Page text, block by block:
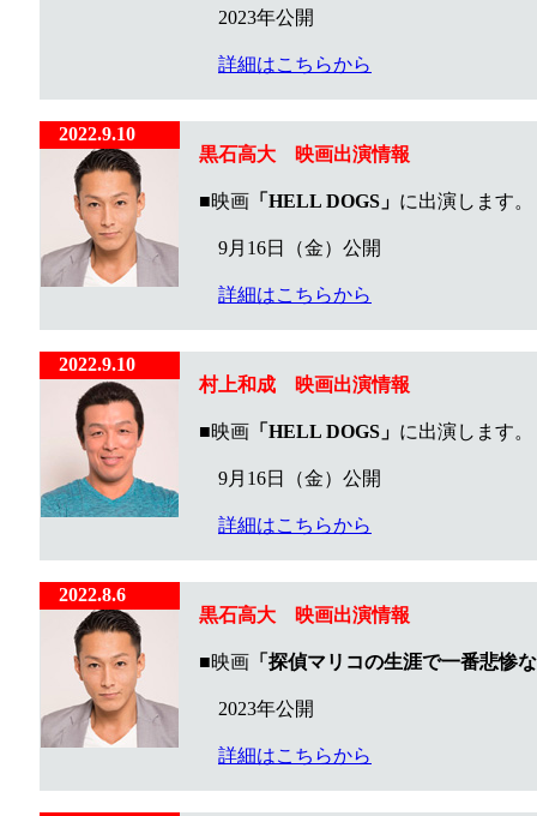
2023年公開
詳細はこちらから
2022.9.10
黒石高大 映画出演情報
■映画 「HELL DOGS」 に出演します。
9月16日（金）公開
詳細はこちらから
2022.9.10
村上和成 映画出演情報
■映画 「HELL DOGS」 に出演します。
9月16日（金）公開
詳細はこちらから
2022.8.6
黒石高大 映画出演情報
■映画 「探偵マリコの生涯で一番悲惨
2023年公開
詳細はこちらから